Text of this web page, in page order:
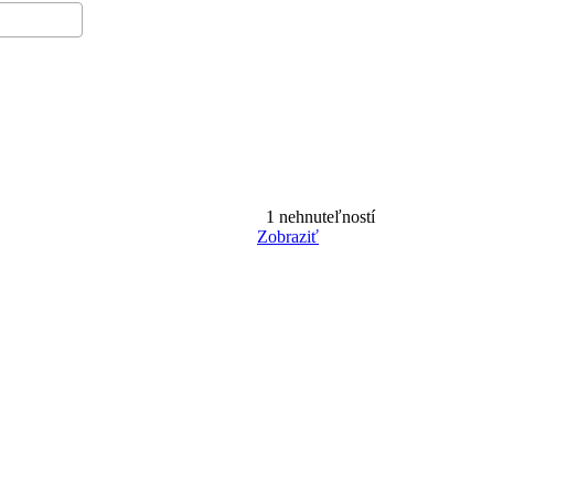
1 nehnuteľností
Zobraziť